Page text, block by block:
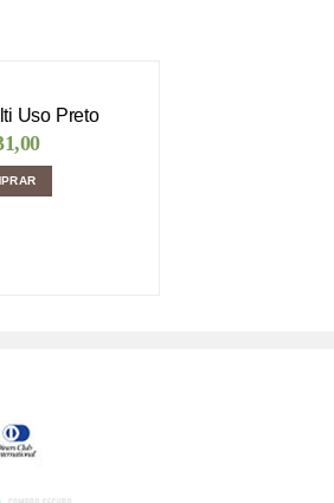
Uso Preto